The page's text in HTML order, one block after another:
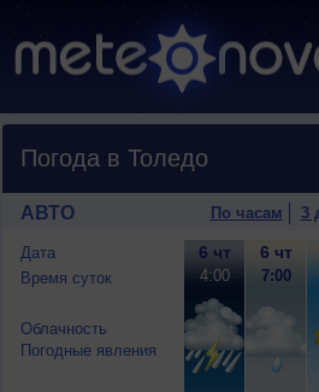
Погода в Толедо
АВТО По часам 3
Дата
Время суток
Облачность
Погодные явления
6 чт
4:00
6 чт
7:00